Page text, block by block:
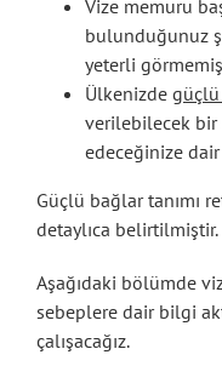
Vize memuru
bulunduğunuz
yeterli
Ülkenizde güçlü
verilebilecek
edeceğinize
Güçlü bağlar tanımı
detaylıca belirtilmiştir.
Aşağıdaki bölümde
sebeplere dair bilgi
çalışacağız.